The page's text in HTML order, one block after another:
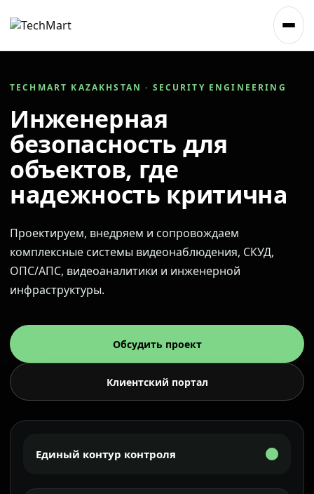
TECHMART KAZAKHSTAN · SECURITY ENGINEERING
Инженерная
безопасность для
объектов, где
надежность критична
Проектируем, внедряем и сопровождаем
комплексные системы видеонаблюдения, СКУД,
ОПС/АПС, видеоаналитики и инженерной
инфраструктуры.
Обсудить проект
Клиентский портал
Единый контур контроля